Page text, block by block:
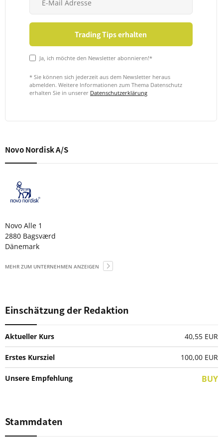
Ja, ich möchte den Newsletter abonnieren!*
* Sie können sich jederzeit aus dem Newsletter heraus
abmelden. Weitere Informationen zum Thema Datenschutz
erhalten Sie in unserer Datenschutzerklärung
Novo Nordisk A/S
Novo Alle 1
2880 Bagsværd
Dänemark
MEHR ZUM UNTERNEHMEN ANZEIGEN
Einschätzung der Redaktion
Aktueller Kurs 40,55 EUR
Erstes Kursziel 100,00 EUR
Unsere Empfehlung BUY
Stammdaten